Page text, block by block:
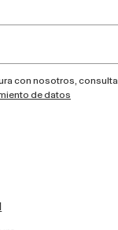
con nosotros, consulta
de datos